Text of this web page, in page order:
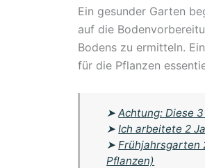
Ein gesunder Garten
auf die
Bodens zu ermitteln.
für die Pflanzen
➤Achtung: Diese
➤Ich arbeitete 2
➤Frühjahrsgarten
Pflanzen)